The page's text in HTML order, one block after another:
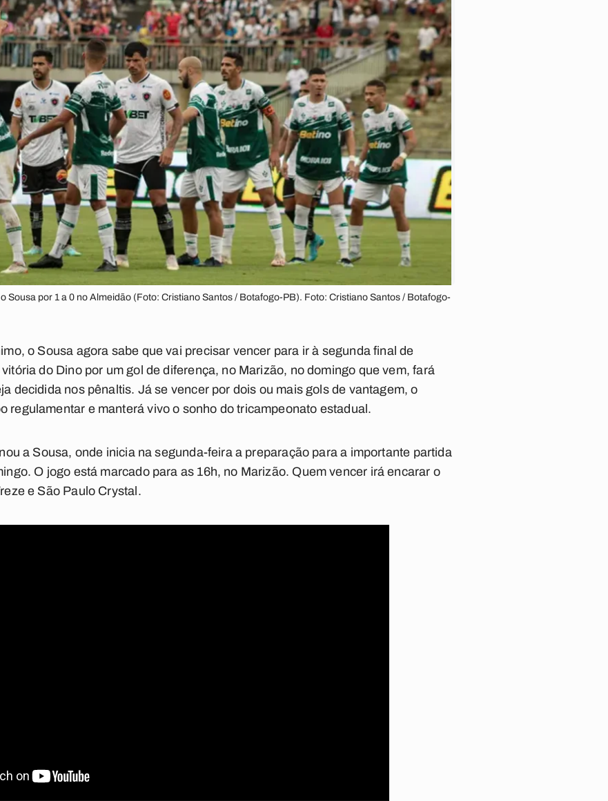
Sousa por 1 a 0 no Almeidão (Foto: Cristiano Santos / Botafogo-PB). Foto: Cristiano Santos / Botafogo-
o Sousa agora sabe que vai precisar vencer para ir à segunda final de
do Dino por um gol de diferença, no Marizão, no domingo que vem, fará
decidida nos pênaltis. Já se vencer por dois ou mais gols de vantagem, o
regulamentar e manterá vivo o sonho do tricampeonato estadual.
a Sousa, onde inicia na segunda-feira a preparação para a importante partida
O jogo está marcado para as 16h, no Marizão. Quem vencer irá encarar o
e São Paulo Crystal.